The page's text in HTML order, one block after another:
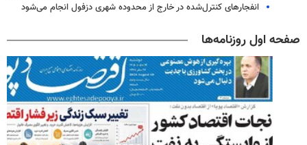
انفجارهای کنترل‌شده در خارج از محدوده شهری دزفول انجام می‌شود
صفحه اول روزنامه‌ها